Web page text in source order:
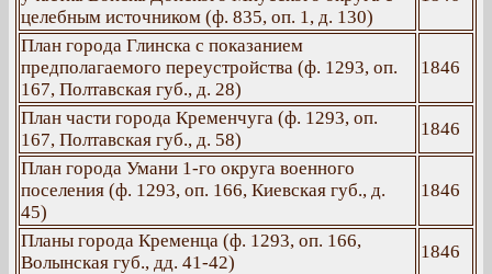
целебным источником (ф. 835, оп. 1, д. 130)
План города Глинска с показанием
предполагаемого переустройства (ф. 1293, оп.
167, Полтавская губ., д. 28)
1846
План части города Кременчуга (ф. 1293, оп.
167, Полтавская губ., д. 58)
1846
План города Умани 1-го округа военного
поселения (ф. 1293, оп. 166, Киевская губ., д.
45)
1846
Планы города Кременца (ф. 1293, оп. 166,
Волынская губ., дд. 41-42)
1846